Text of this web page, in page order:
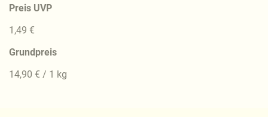
Preis UVP
1,49 €
Grundpreis
14,90 € / 1 kg